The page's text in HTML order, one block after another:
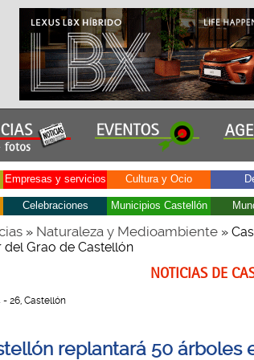
Empresas y servicios Cultura y Ocio
Celebraciones Municipios Castellón
» Naturaleza y Medioambiente»
del Grao de Castellón
NOTICIAS DE
- 26, Castellón
replantará 50 árboles